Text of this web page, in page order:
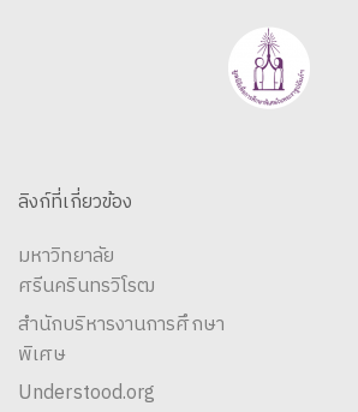
ลิงก์ที่เกี่ยวข้อง
มหาวิทยาลัย
ศรีนครินทรวิโรฒ
สำนักบริหารงานการศึกษา
พิเศษ
Understood.org